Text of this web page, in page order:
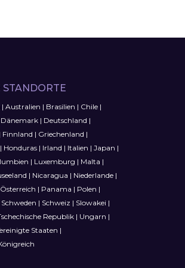
STANDORTE
| Australien | Brasilien | Chile|
Dänemark| Deutschland |
Finnland | Griechenland |
| Honduras| Irland | Italien | Japan |
| Luxemburg | Malta |
| Nicaragua | Niederlande|
Österreich | Panama | Polen |
Schweden | Schweiz | Slowakei |
Republik| Ungarn |
Staaten |